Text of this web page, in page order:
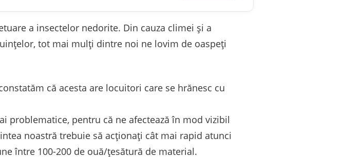
a insectelor nedorite. Din cauza climei și a
tot mai mulți dintre noi ne lovim de oaspeți
că acesta are locuitori care se hrănesc cu
problematice, pentru că ne afectează în mod vizibil
noastră trebuie să acționați cât mai rapid atunci
între 100-200 de ouă/țesătură de material.